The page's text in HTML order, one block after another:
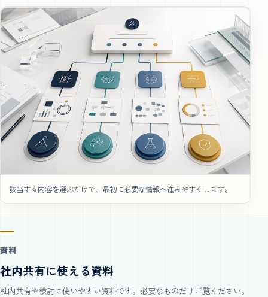
該当する内容を選ぶだけで、最初に必要な情報へ進みやすくします。
資料
社内共有に使える資料
社内共有や検討に使いやすい資料です。必要なものだけご覧ください。